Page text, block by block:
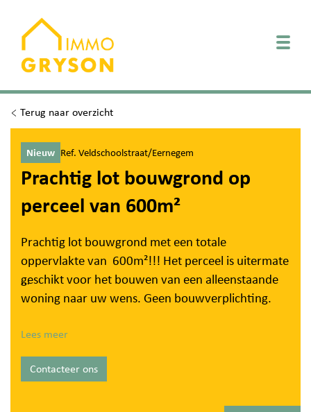
Terug naar overzicht
Nieuw Ref. Veldschoolstraat/Eernegem
Prachtig lot bouwgrond op
perceel van 600m²
Prachtig lot bouwgrond met een totale
oppervlakte van 600m²!!! Het perceel is uitermate
geschikt voor het bouwen van een alleenstaande
woning naar uw wens. Geen bouwverplichting.
Aarzel niet om contact op te nemen met het
kantoor voor verdere inlichtingen.
Lees meer
Contacteer ons